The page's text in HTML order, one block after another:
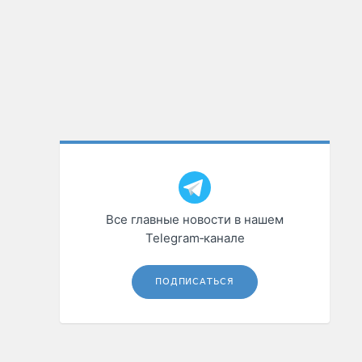
Все главные новости в нашем
Telegram‑канале
ПОДПИСАТЬСЯ